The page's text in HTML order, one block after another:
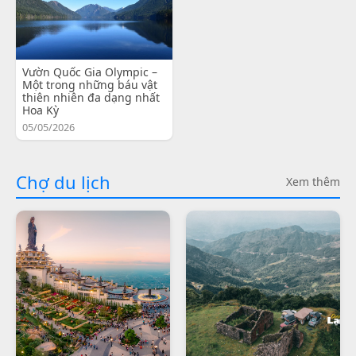
Vườn Quốc Gia Olympic –
Một trong những báu vật
thiên nhiên đa dạng nhất
Hoa Kỳ
05/05/2026
Chợ du lịch Xem thêm